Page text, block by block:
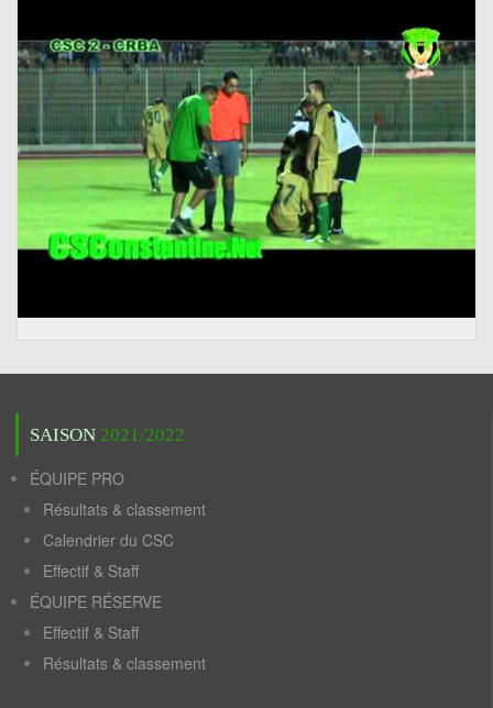
SAISON 2021/2022
ÉQUIPE PRO
Résultats & classement
Calendrier du CSC
Effectif & Staff
ÉQUIPE RÉSERVE
Effectif & Staff
Résultats & classement